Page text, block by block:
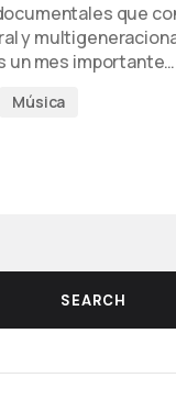
que
y
un mes importante…
Música
SEARCH